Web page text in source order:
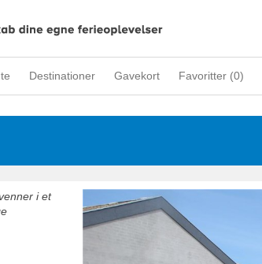
Destinationer Gavekort Favoritter (0)
i et